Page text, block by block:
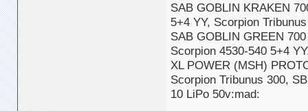
SAB GOBLIN KRAKEN
5+4 YY, Scorpion
SAB GOBLIN GREEN
Scorpion 4530-540 5+4
XL POWER (MSH)
Scorpion Tribunus 300,
10 LiPo 50v:mad: